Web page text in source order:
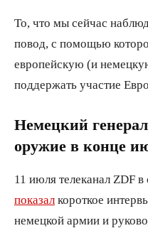
То, что мы сейчас
повод, с помощью
европейскую (и
поддержать участие
Немецкий
оружие в конце
11 июля телеканал ZDF
показал короткое
немецкой армии и